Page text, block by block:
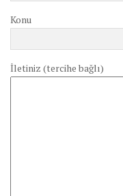
Konu
İletiniz (tercihe bağlı)